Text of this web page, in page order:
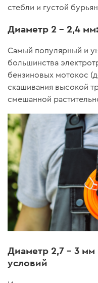
стебли и густой
Диаметр 2 – 2,4
Самый популярный и
большинства
бензиновых мотокос
скашивания высокой
смешанной
Диаметр 2,7 – 3
условий